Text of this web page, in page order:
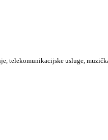
telekomunikacijske usluge,